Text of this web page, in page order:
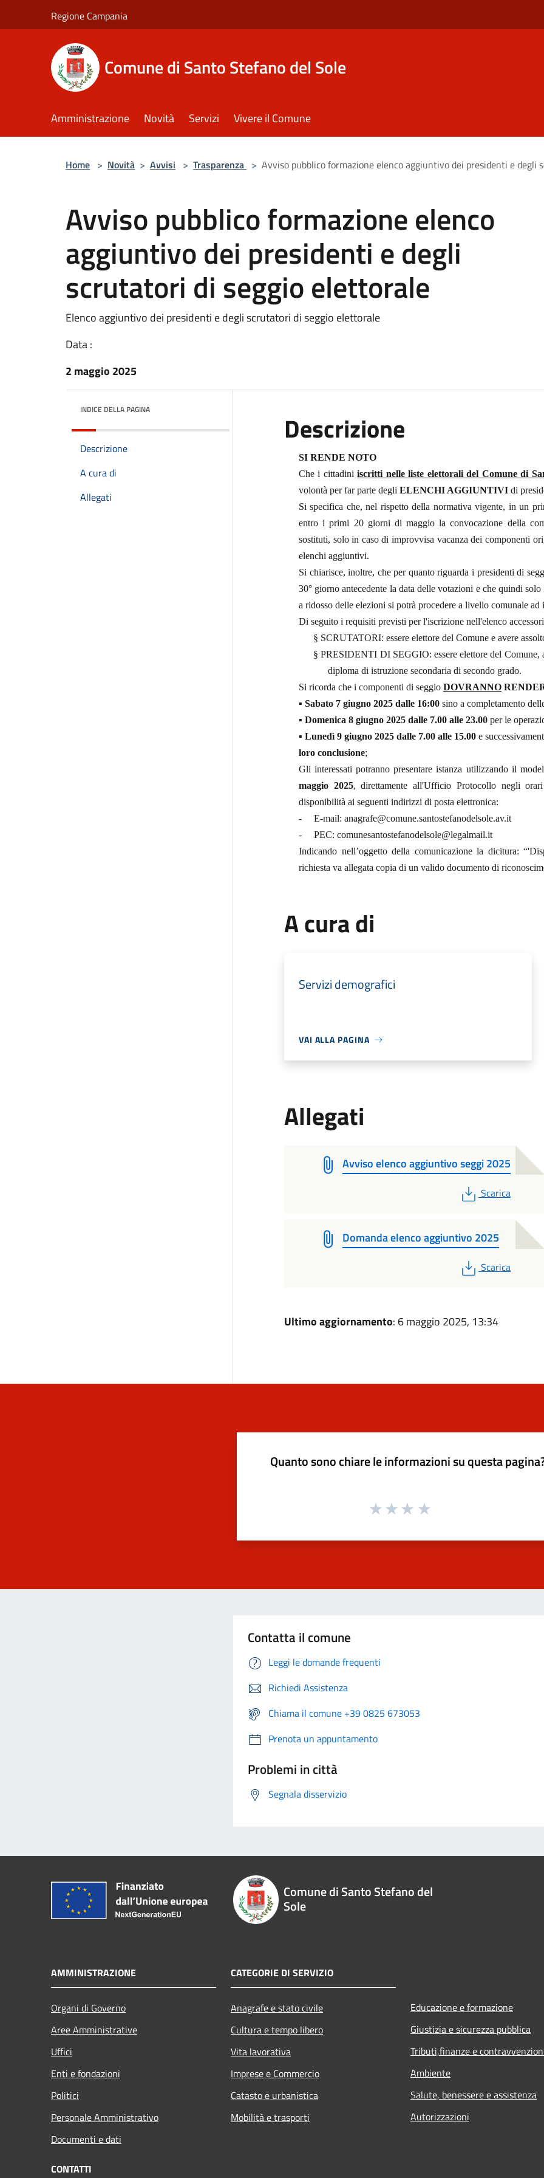
Regione Campania
Comune di Santo Stefano del Sole
Amministrazione Novità Servizi Vivere il Comune
Home > Novità > Avvisi > Trasparenza > Avviso pubblico formazione elenco aggiuntivo dei presidenti e
Avviso pubblico formazione elenco
aggiuntivo dei presidenti e degli
scrutatori di seggio elettorale
Elenco aggiuntivo dei presidenti e degli scrutatori di seggio elettorale
Data :
2 maggio 2025
INDICE DELLA PAGINA
Descrizione
A cura di
Allegati
Descrizione
SI RENDE NOTO
Che i cittadiniiscritti nelle liste elettorali del Comune di
volontà per far parte degli ELENCHI AGGIUNTIVIdi
Si specifica che, nel rispetto della normativa vigente, in un
entro i primi 20 giorni di maggio la convocazione della
sostituti, solo in caso di improvvisa vacanza dei componenti
elenchi aggiuntivi.
Si chiarisce, inoltre, che per quanto riguarda i presidenti di
30° giorno antecedente la data delle votazioni e che quindi
a ridosso delle elezioni si potrà procedere a livello comunale
Di seguito i requisiti previsti per l'iscrizione nell'elenco
§ SCRUTATORI: essere elettore del Comune e avere
§ PRESIDENTI DI SEGGIO: essere elettore del Comune,
diploma di istruzione secondaria di secondo grado.
Si ricorda che i componenti di seggio DOVRANNO
▪ Sabato 7 giugno 2025 dalle 16:00sino a completamento
▪ Domenica 8 giugno 2025 dalle 7.00 alle 23.00per le
▪ Lunedì 9 giugno 2025 dalle 7.00 alle 15.00 e
loro conclusione;
Gli interessati potranno presentare istanza utilizzando il
maggio 2025, direttamente all'Ufficio Protocollo negli
disponibilità ai seguenti indirizzi di posta elettronica:
-
E-mail: anagrafe@comune.santostefanodelsole.av.it
-
PEC: comunesantostefanodelsole@legalmail.it
Indicando nell’oggetto della comunicazione la dicitura:
richiesta va allegata copia di un valido documento di
A cura di
Servizi demografici
VAI ALLA PAGINA
Allegati
Avviso elenco aggiuntivo seggi 2025
PDF
Scarica
Domanda elenco aggiuntivo 2025
PDF
Scarica
Ultimo aggiornamento: 6 maggio 2025, 13:34
Quanto sono chiare le informazioni su questa
Contatta il comune
Leggi le domande frequenti
Richiedi Assistenza
Chiama il comune +39 0825 673053
Prenota un appuntamento
Problemi in città
Segnala disservizio
Comune di Santo Stefano del
Sole
AMMINISTRAZIONE
Organi di Governo
Aree Amministrative
Uffici
Enti e fondazioni
Politici
Personale Amministrativo
Documenti e dati
CATEGORIE DI SERVIZIO
Anagrafe e stato civile
Cultura e tempo libero
Vita lavorativa
Imprese e Commercio
Catasto e urbanistica
Mobilità e trasporti
Educazione e formazione
Giustizia e sicurezza pubblica
Tributi,finanze e
Ambiente
Salute, benessere e assistenza
Autorizzazioni
CONTATTI